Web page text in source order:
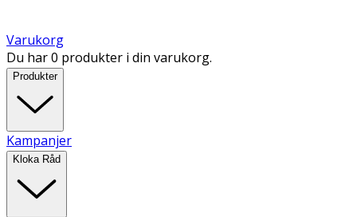
Varukorg
Du har 0 produkter i din varukorg.
Produkter
Kampanjer
Kloka Råd